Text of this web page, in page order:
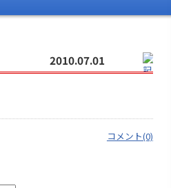
2010.07.01
コメント(0)